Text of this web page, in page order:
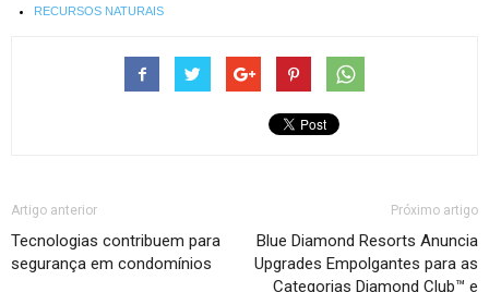
RECURSOS NATURAIS
Artigo anterior
Tecnologias contribuem para
segurança em condomínios
Próximo artigo
Blue Diamond Resorts Anuncia
Upgrades Empolgantes para as
Categorias Diamond Club™ e